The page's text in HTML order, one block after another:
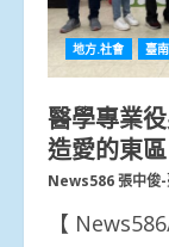
地方.社會 臺
醫學專業
造愛的東區
News586 張中俊-
【